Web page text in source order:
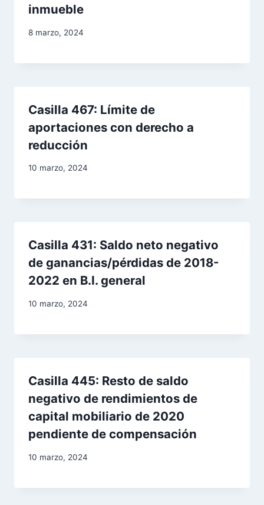
inmueble
8 marzo, 2024
Casilla 467: Límite de
aportaciones con derecho a
reducción
10 marzo, 2024
Casilla 431: Saldo neto negativo
de ganancias/pérdidas de 2018-
2022 en B.I. general
10 marzo, 2024
Casilla 445: Resto de saldo
negativo de rendimientos de
capital mobiliario de 2020
pendiente de compensación
10 marzo, 2024